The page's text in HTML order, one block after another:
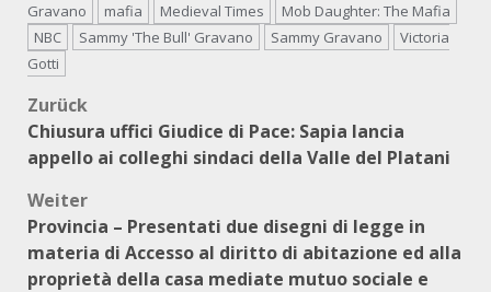
Gravano
mafia Medieval Times
Mob Daughter: The Mafia
NBC
Sammy 'The Bull' Gravano Sammy Gravano
Victoria
Gotti
Beitragsnavigation
Zurück
Chiusura uffici Giudice di Pace: Sapia lancia
appello ai colleghi sindaci della Valle del Platani
Weiter
Provincia – Presentati due disegni di legge in
materia di Accesso al diritto di abitazione ed alla
proprietà della casa mediate mutuo sociale e